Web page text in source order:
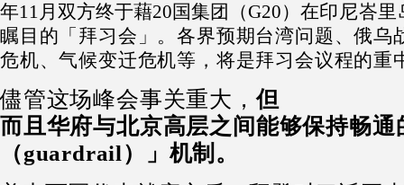
年11月双方终于藉20国集团（G20）在印尼峇
瞩目的「拜习会」。各界预期台湾问题、俄
危机、气候变迁危机等，将是拜习会议程的重
儘管这场峰会事关重大，但
而且华府与北京高层之间能够保持畅
（guardrail）」机制。